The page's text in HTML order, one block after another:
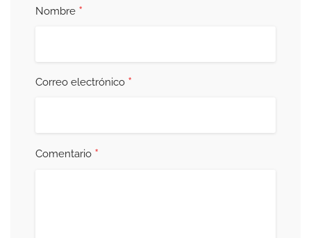
Nombre *
Correo electrónico *
Comentario *